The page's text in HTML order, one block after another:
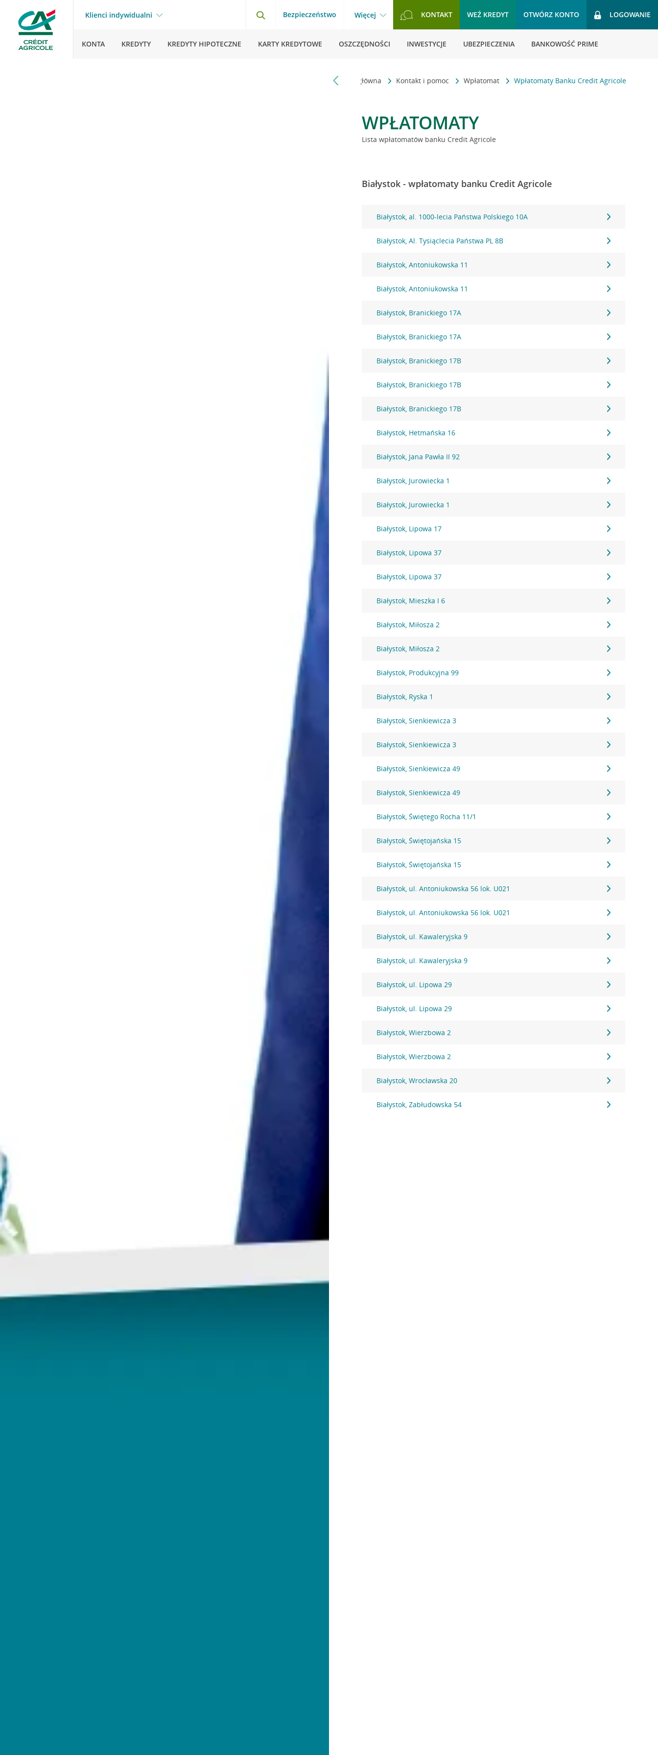
Klienci indywidualni Bezpieczeństwo Więcej KONTAKT WEŹ KREDYT OTWÓRZ KONTO LOGOWANIE
KONTA KREDYTY KREDYTY HIPOTECZNE KARTY KREDYTOWE OSZCZĘDNOŚCI INWESTYCJE UBEZPIECZENIA BANKOWOŚĆ PRIME
Strona główna Kontakt i pomoc Wpłatomat Wpłatomaty Banku Credit Agricole
WPŁATOMATY
Lista wpłatomatów banku Credit Agricole
Białystok - wpłatomaty banku Credit Agricole
Białystok, al. 1000-lecia Państwa Polskiego 10A
Białystok, Al. Tysiąclecia Państwa PL 8B
Białystok, Antoniukowska 11
Białystok, Antoniukowska 11
Białystok, Branickiego 17A
Białystok, Branickiego 17A
Białystok, Branickiego 17B
Białystok, Branickiego 17B
Białystok, Branickiego 17B
Białystok, Hetmańska 16
Białystok, Jana Pawła II 92
Białystok, Jurowiecka 1
Białystok, Jurowiecka 1
Białystok, Lipowa 17
Białystok, Lipowa 37
Białystok, Lipowa 37
Białystok, Mieszka I 6
Białystok, Miłosza 2
Białystok, Miłosza 2
Białystok, Produkcyjna 99
Białystok, Ryska 1
Białystok, Sienkiewicza 3
Białystok, Sienkiewicza 3
Białystok, Sienkiewicza 49
Białystok, Sienkiewicza 49
Białystok, Świętego Rocha 11/1
Białystok, Świętojańska 15
Białystok, Świętojańska 15
Białystok, ul. Antoniukowska 56 lok. U021
Białystok, ul. Antoniukowska 56 lok. U021
Białystok, ul. Kawaleryjska 9
Białystok, ul. Kawaleryjska 9
Białystok, ul. Lipowa 29
Białystok, ul. Lipowa 29
Białystok, Wierzbowa 2
Białystok, Wierzbowa 2
Białystok, Wrocławska 20
Białystok, Zabłudowska 54